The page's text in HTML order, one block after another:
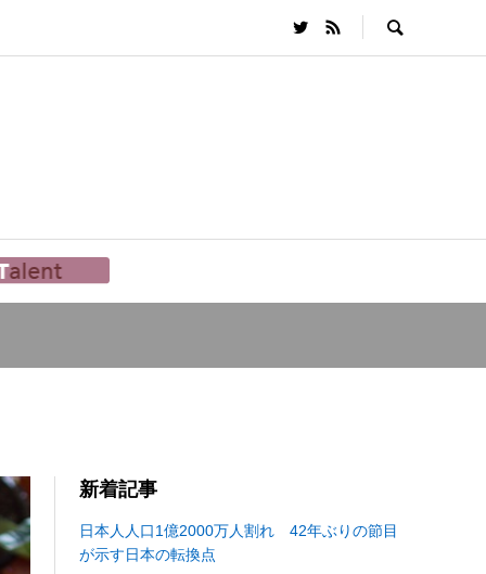
新着記事
日本人人口1億2000万人割れ 42年ぶりの節目
が示す日本の転換点